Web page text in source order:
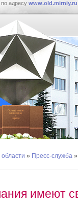
адресу www.old.mirniy.ru
» Пресс-служба »
имеют